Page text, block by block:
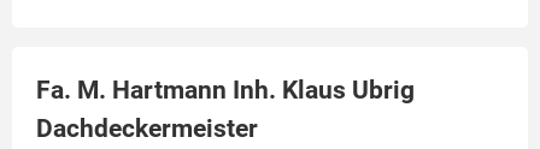
Fa. M. Hartmann Inh. Klaus Ubrig
Dachdeckermeister